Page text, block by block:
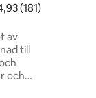
av 5 i
(181)
av
till
och